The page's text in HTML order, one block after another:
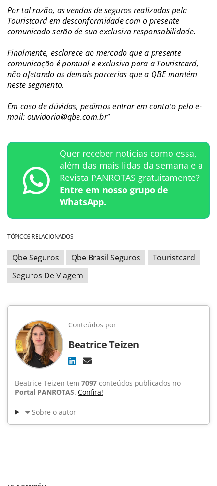
Por tal razão, as vendas de seguros realizadas pela
Touristcard em desconformidade com o presente
comunicado serão de sua exclusiva responsabilidade.
Finalmente, esclarece ao mercado que a presente
comunicação é pontual e exclusiva para a Touristcard,
não afetando as demais parcerias que a QBE mantém
neste segmento.
Em caso de dúvidas, pedimos entrar em contato pelo e-
mail: ouvidoria@qbe.com.br”
Quer receber notícias como essa,
além das mais lidas da semana e a
Revista PANROTAS gratuitamente?
Entre em nosso grupo de
WhatsApp.
TÓPICOS RELACIONADOS
Qbe Seguros Qbe Brasil Seguros
Touristcard
Seguros De Viagem
Conteúdos por
Beatrice Teizen
Beatrice Teizen tem 7097 conteúdos publicados no
Portal PANROTAS. Confira!
Sobre o autor